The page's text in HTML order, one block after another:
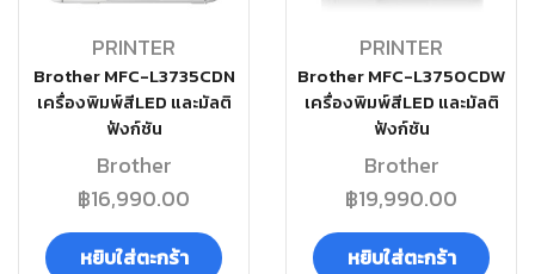
PRINTER
Brother MFC-L3735CDN
เครื่องพิมพ์สีLED และมัลติ
ฟังก์ชัน
Brother
฿16,990.00
หยิบใส่ตะกร้า
PRINTER
Brother MFC-L3750CDW
เครื่องพิมพ์สีLED และมัลติ
ฟังก์ชัน
Brother
฿19,990.00
หยิบใส่ตะกร้า